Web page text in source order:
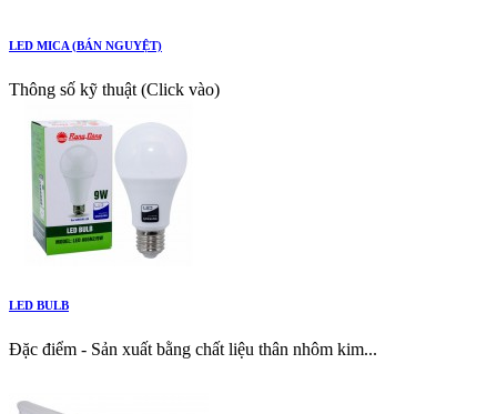
LED MICA (BÁN NGUYỆT)
Thông số kỹ thuật (Click vào)
LED BULB
Đặc điểm - Sản xuất bằng chất liệu thân nhôm kim...